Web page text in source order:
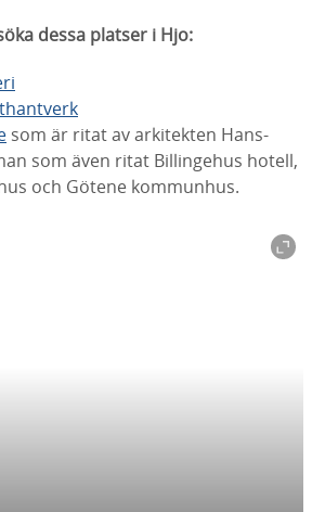
dessa platser i Hjo:
som är ritat av arkitekten Hans-
som även ritat Billingehus hotell,
och Götene kommunhus.